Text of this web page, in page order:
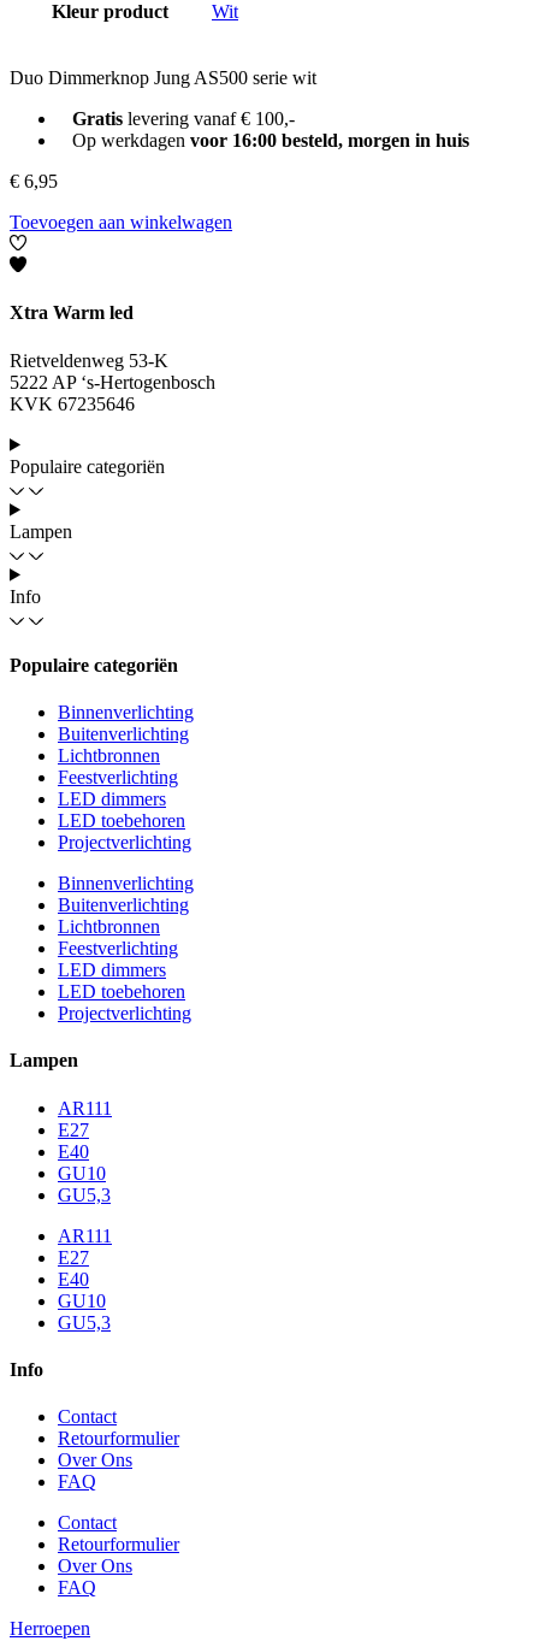
Kleur product Wit
Duo Dimmerknop Jung AS500 serie wit
Gratislevering vanaf € 100,-
Op werkdagen voor 16:00 besteld, morgen in huis
€ 6,95
Toevoegen aan winkelwagen
Xtra Warm led
Rietveldenweg 53-K
5222 AP ‘s-Hertogenbosch
KVK 67235646
Populaire categoriën
Lampen
Info
Populaire categoriën
Binnenverlichting
Buitenverlichting
Lichtbronnen
Feestverlichting
LED dimmers
LED toebehoren
Projectverlichting
Binnenverlichting
Buitenverlichting
Lichtbronnen
Feestverlichting
LED dimmers
LED toebehoren
Projectverlichting
Lampen
AR111
E27
E40
GU10
GU5,3
AR111
E27
E40
GU10
GU5,3
Info
Contact
Retourformulier
Over Ons
FAQ
Contact
Retourformulier
Over Ons
FAQ
Herroepen